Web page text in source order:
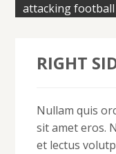
attacking football
RIGHT
Nullam quis
sit amet eros.
et lectus